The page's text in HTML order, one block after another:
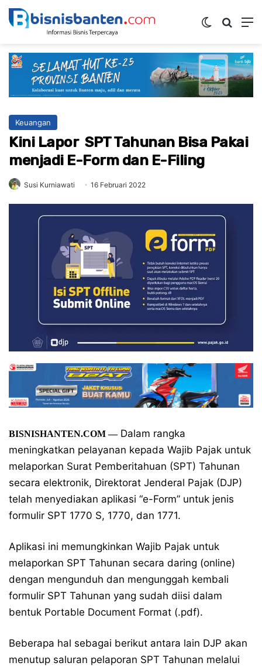
Switch skin
Keuangan
Kini Lapor SPT Tahunan Bisa Pakai
menjadi E-Form dan E-Filing
Susi Kurniawati 16 Februari 2022
BISNISHANTEN.COM —Dalam rangka
meningkatkan pelayanan kepada Wajib Pajak untuk
melaporkan Surat Pemberitahuan (SPT) Tahunan
secara elektronik, Direktorat Jenderal Pajak (DJP)
telah menyediakan aplikasi “e-Form” untuk jenis
formulir SPT 1770 S, 1770, dan 1771.
Aplikasi ini memungkinkan Wajib Pajak untuk
melaporkan SPT Tahunan secara daring (online)
dengan mengunduh dan mengunggah kembali
formulir SPT Tahunan yang sudah diisi dalam
bentuk Portable Document Format (.pdf).
Beberapa hal sebagai berikut antara lain DJP akan
menutup saluran pelaporan SPT Tahunan melalui